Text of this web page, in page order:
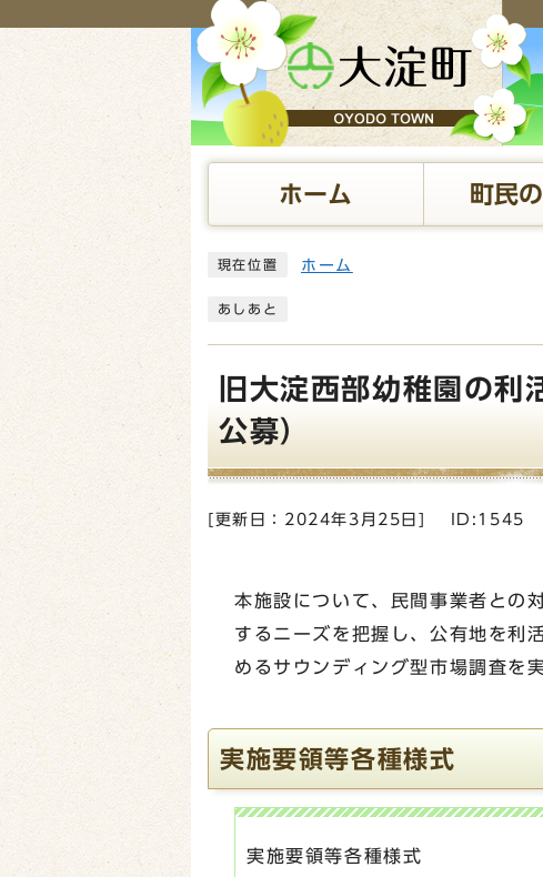
ホーム 町民
ここから本文です 現在位置 ホーム
あしあと
旧大淀西部幼稚園の
公募）
[更新日： 2024年3月25日 ID:1545
本施設について、民間事業者との
するニーズを把握し、公有地を利
めるサウンディング型市場調査を
実施要領等各種様式
実施要領等各種様式